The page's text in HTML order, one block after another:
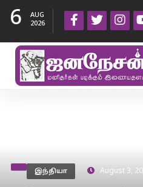
6
AUG
2026
இந்தியா August 3,